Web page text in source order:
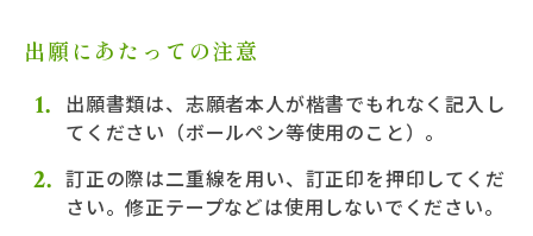
出願にあたっての注意
出願書類は、志願者本人が楷書でもれなく記入し
てください（ボールペン等使用のこと）。
訂正の際は二重線を用い、訂正印を押印してくだ
さい。修正テープなどは使用しないでください。